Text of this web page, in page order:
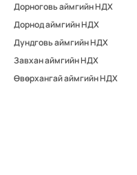
Дорноговь аймгийн НДХ
Дорнод аймгийн НДХ
Дундговь аймгийн НДХ
Завхан аймгийн НДХ
Өвөрхангай аймгийн НДХ